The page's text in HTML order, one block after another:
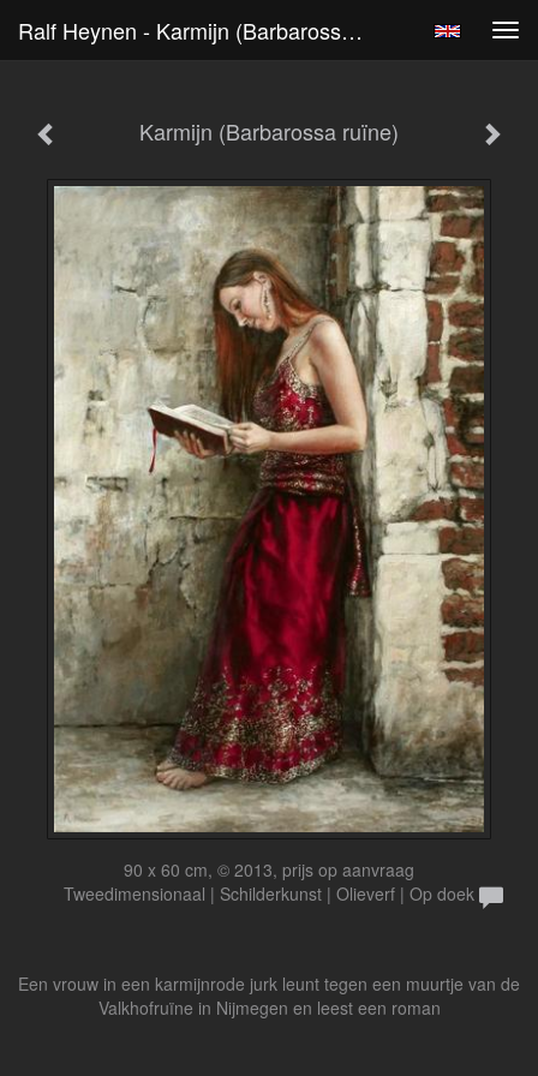
Ralf Heynen - Karmijn (Barbarossa Ruïne)
Karmijn (Barbarossa ruïne)
90 x 60 cm, © 2013, prijs op aanvraag
Tweedimensionaal | Schilderkunst | Olieverf | Op doek
Een vrouw in een karmijnrode jurk leunt tegen een muurtje van de
Valkhofruïne in Nijmegen en leest een roman